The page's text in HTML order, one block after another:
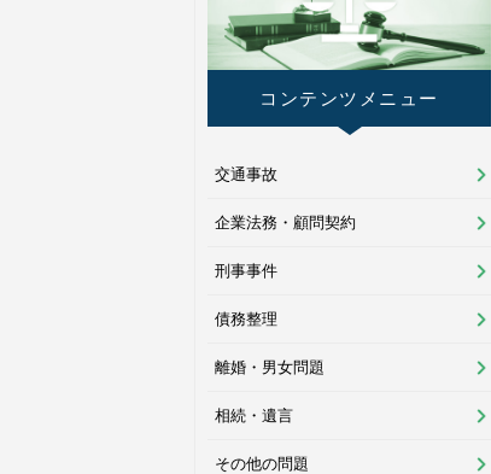
コンテンツメニュー
交通事故
企業法務・顧問契約
刑事事件
債務整理
離婚・男女問題
相続・遺言
その他の問題